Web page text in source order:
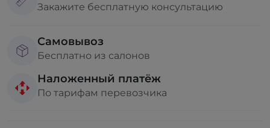
Закажите бесплатную консультацию
Самовывоз
Бесплатно из салонов
Наложенный платёж
По тарифам перевозчика